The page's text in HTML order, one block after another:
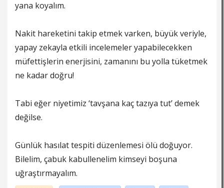
yana koyalım.
Nakit hareketini takip etmek varken, büyük veriyle,
yapay zekayla etkili incelemeler yapabilecekken
müfettişlerin enerjisini, zamanını bu yolla tüketmek
ne kadar doğru!
Tabi eğer niyetimiz ‘tavşana kaç tazıya tut’ demek
değilse.
Günlük hasılat tespiti düzenlemesi ölü doğuyor.
Bilelim, çabuk kabullenelim kimseyi boşuna
uğraştırmayalım.